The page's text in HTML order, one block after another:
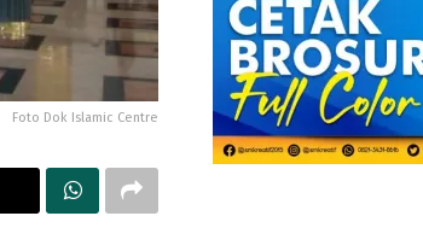
Foto Dok Islamic Centre